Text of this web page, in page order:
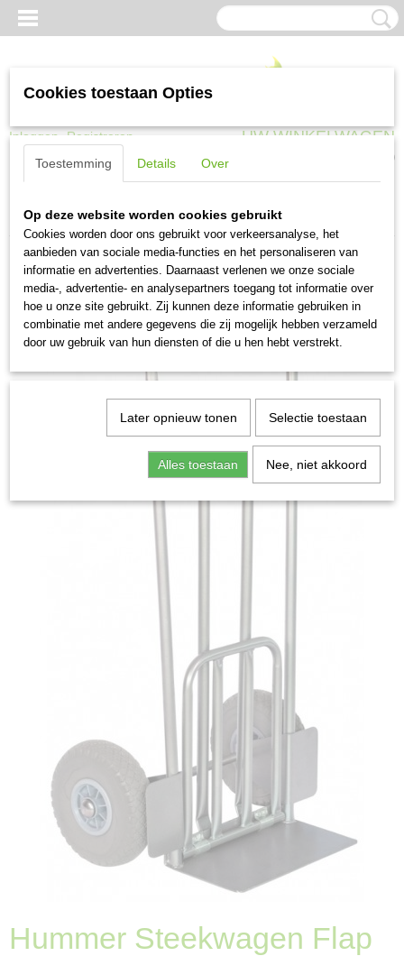
Inloggen Registreren UW WINKELWAGEN
(0)
Flap 250 kg anti-lek
Hummer Steekwagen Flap
Cookies toestaan Opties
Toestemming Details Over
Op deze website worden cookies gebruikt
Cookies worden door ons gebruikt voor verkeersanalyse, het
aanbieden van sociale media-functies en het personaliseren van
informatie en advertenties. Daarnaast verlenen we onze sociale
media-, advertentie- en analysepartners toegang tot informatie over
hoe u onze site gebruikt. Zij kunnen deze informatie gebruiken in
combinatie met andere gegevens die zij mogelijk hebben verzameld
door uw gebruik van hun diensten of die u hen hebt verstrekt.
Later opnieuw tonen Selectie toestaan
Alles toestaan Nee, niet akkoord